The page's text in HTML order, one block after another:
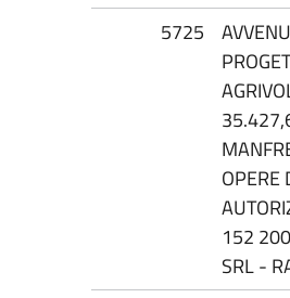
5725
OPERE
152
SRL -